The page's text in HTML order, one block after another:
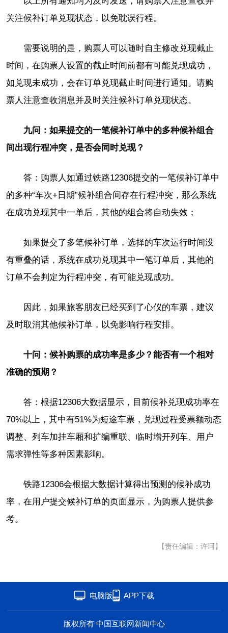
关注候补订单兑现状态，以免耽误行程。
需要说明的是，购票人可以随时自主修改兑现截止
时间，在购票人设置的截止时间前都有可能兑现成功，
如兑现未成功，会在订单兑现截止时间进行通知。请购
票人注意查收消息并及时关注候补订单兑现状态。
九问：如果提交的一笔候补订单中的多种候补组合
间出现行程冲突，是否会同时兑现？
答：购票人如通过铁路12306提交的一笔候补订单中
的多种“车次+日期”候补组合间存在行程冲突，那么系统
在成功兑现其中一单后，其他的组合将自动失效；
如果提交了多笔候补订单，选择的车次运行时间没
有重叠的话，系统在成功兑现其中一笔订单后，其他的
订单不会判定为行程冲突，有可能兑现成功。
因此，如果旅客朋友已经买到了心仪的车票，建议
及时取消其他候补订单，以免影响行程安排。
十问：候补购票的成功率是多少？能否有一个相对
准确的预期？
答：根据12306大数据显示，目前候补兑现成功率在
70%以上，其中有51%为短途车票，兑现过程受票额动态
调整、列车加挂车厢和扩编重联、临时增开列车、用户
需求弹性等多种因素影响。
铁路12306会根据大数据计算得出预测的候补成功
率，在用户提交候补订单的页面显示，为购票人提供参
考。
【责任编辑：许珂】
电脑版 APP下载
版权所有 中国互联网新闻中心